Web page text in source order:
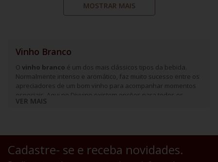
MOSTRAR MAIS
Vinho Branco
O vinho branco é um dos mais clássicos tipos da bebida.
Normalmente intenso e aromático, faz muito sucesso entre os
apreciadores de um bom vinho para acompanhar momentos
especiais. Aqui no Divvino existem opções para todos os
paladares e que podem ser apreciadas em diferentes
Quais são os tipos de vinhos brancos?
VER MAIS
Cadastre- se e receba novidades.